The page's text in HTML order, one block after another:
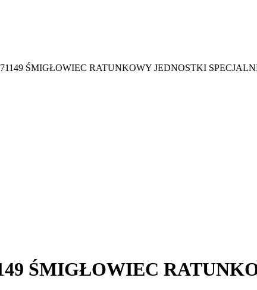
ŚMIGŁOWIEC RATUNKOWY JEDNOSTKI
ŚMIGŁOWIEC